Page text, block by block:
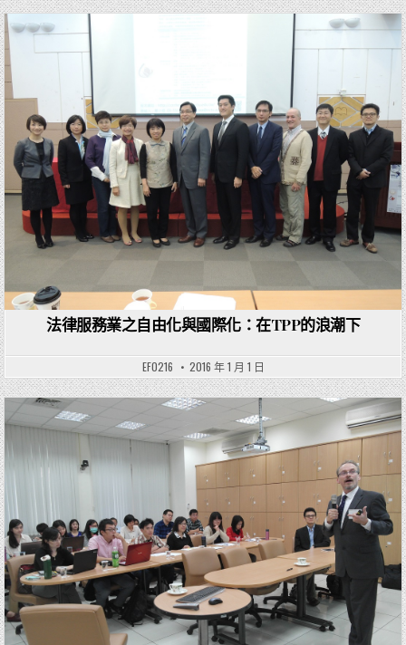
法律服務業之自由化與國際化：在TPP的浪潮下
EF0216 2016 年 1 月 1 日
Posted in